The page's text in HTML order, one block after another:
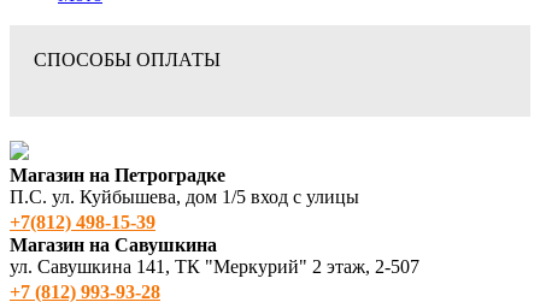
СПОСОБЫ ОПЛАТЫ
Магазин на Петроградке
П.С. ул. Куйбышева, дом 1/5 вход с улицы
+7(812) 498‑15-39
Магазин на Савушкина
ул. Савушкина 141, ТК "Меркурий" 2 этаж, 2-507
+7 (812) 993-93-28